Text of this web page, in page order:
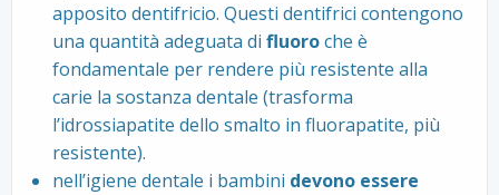
apposito dentifricio. Questi dentifrici contengono
una quantità adeguata di fluoroche è
fondamentale per rendere più resistente alla
carie la sostanza dentale (trasforma
l’idrossiapatite dello smalto in fluorapatite, più
resistente).
nell’igiene dentale i bambini devono essere